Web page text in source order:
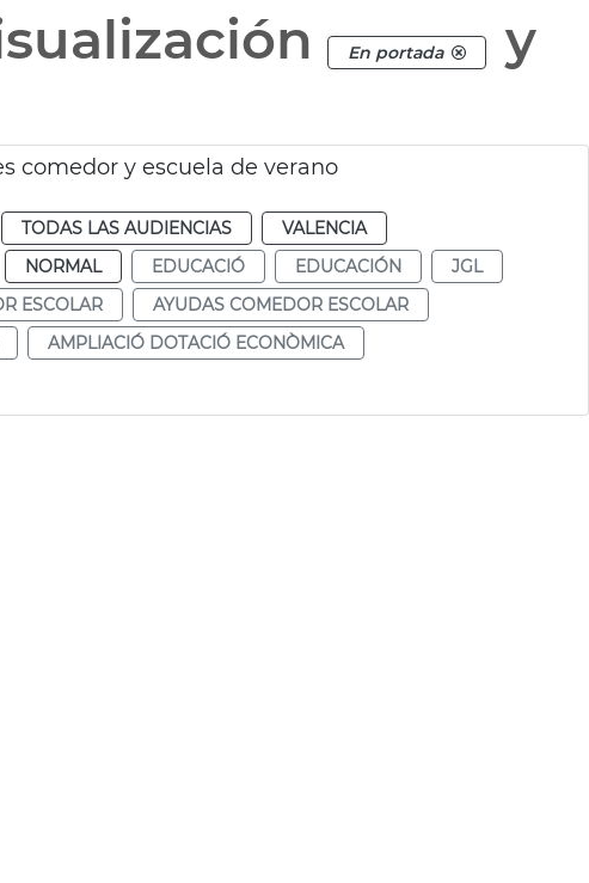
En portada
y
comedor y escuela de verano
TODAS LAS AUDIENCIAS
VALENCIA
NORMAL EDUCACIÓ EDUCACIÓN
JGL
ESCOLAR
AYUDAS COMEDOR ESCOLAR
AMPLIACIÓ DOTACIÓ ECONÒMICA